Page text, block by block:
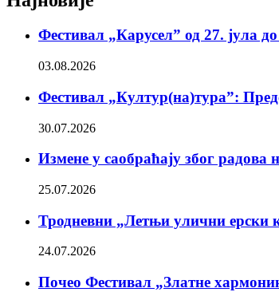
Фестивал „Карусел” од 27. јула
03.08.2026
Фестивал „Култур(на)тура”:
30.07.2026
Измене у саобраћају због
25.07.2026
Тродневни „Летњи улични ерски
24.07.2026
Почео Фестивал „Златне